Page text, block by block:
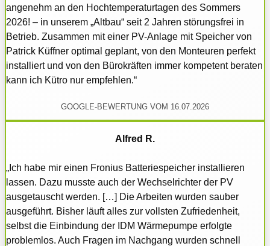
angenehm an den Hochtemperaturtagen des Sommers
2026! – in unserem „Altbau“ seit 2 Jahren störungsfrei in
Betrieb. Zusammen mit einer PV-Anlage mit Speicher von
Patrick Küffner optimal geplant, von den Monteuren perfekt
installiert und von den Bürokräften immer kompetent beraten
kann ich Kütro nur empfehlen.“
GOOGLE-BEWERTUNG VOM 16.07.2026
Alfred R.
„Ich habe mir einen Fronius Batteriespeicher installieren
lassen. Dazu musste auch der Wechselrichter der PV
ausgetauscht werden. […] Die Arbeiten wurden sauber
ausgeführt. Bisher läuft alles zur vollsten Zufriedenheit,
selbst die Einbindung der IDM Wärmepumpe erfolgte
problemlos. Auch Fragen im Nachgang wurden schnell